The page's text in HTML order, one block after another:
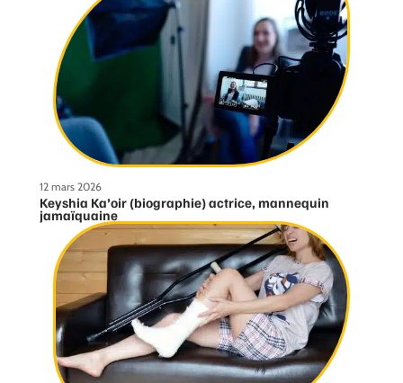
12 mars 2026
Keyshia Ka’oir (biographie) actrice, mannequin
jamaïquaine